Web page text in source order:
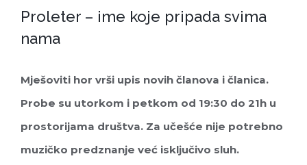
Proleter – ime koje pripada svima
nama
Mješoviti hor vrši upis novih članova i članica.
Probe su utorkom i petkom od 19:30 do 21h u
prostorijama društva. Za učešće nije potrebno
muzičko predznanje već isključivo sluh.